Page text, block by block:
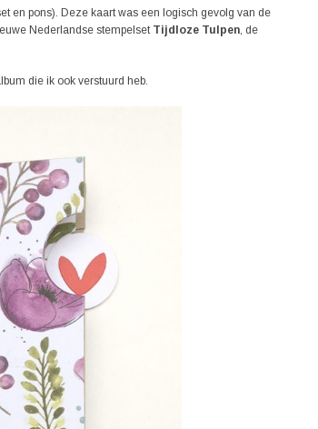
en pons). Deze kaart was een logisch gevolg van de
Nederlandse stempelset Tijdloze Tulpen, de
die ik ook verstuurd heb.